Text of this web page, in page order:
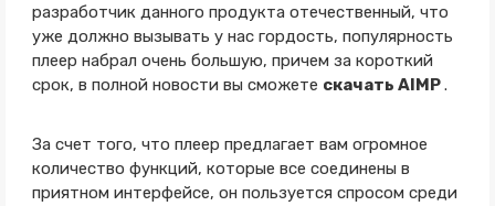
разработчик данного продукта отечественный, что
уже должно вызывать у нас гордость, популярность
плеер набрал очень большую, причем за короткий
срок, в полной новости вы сможете скачать AIMP.
За счет того, что плеер предлагает вам огромное
количество функций, которые все соединены в
приятном интерфейсе, он пользуется спросом среди